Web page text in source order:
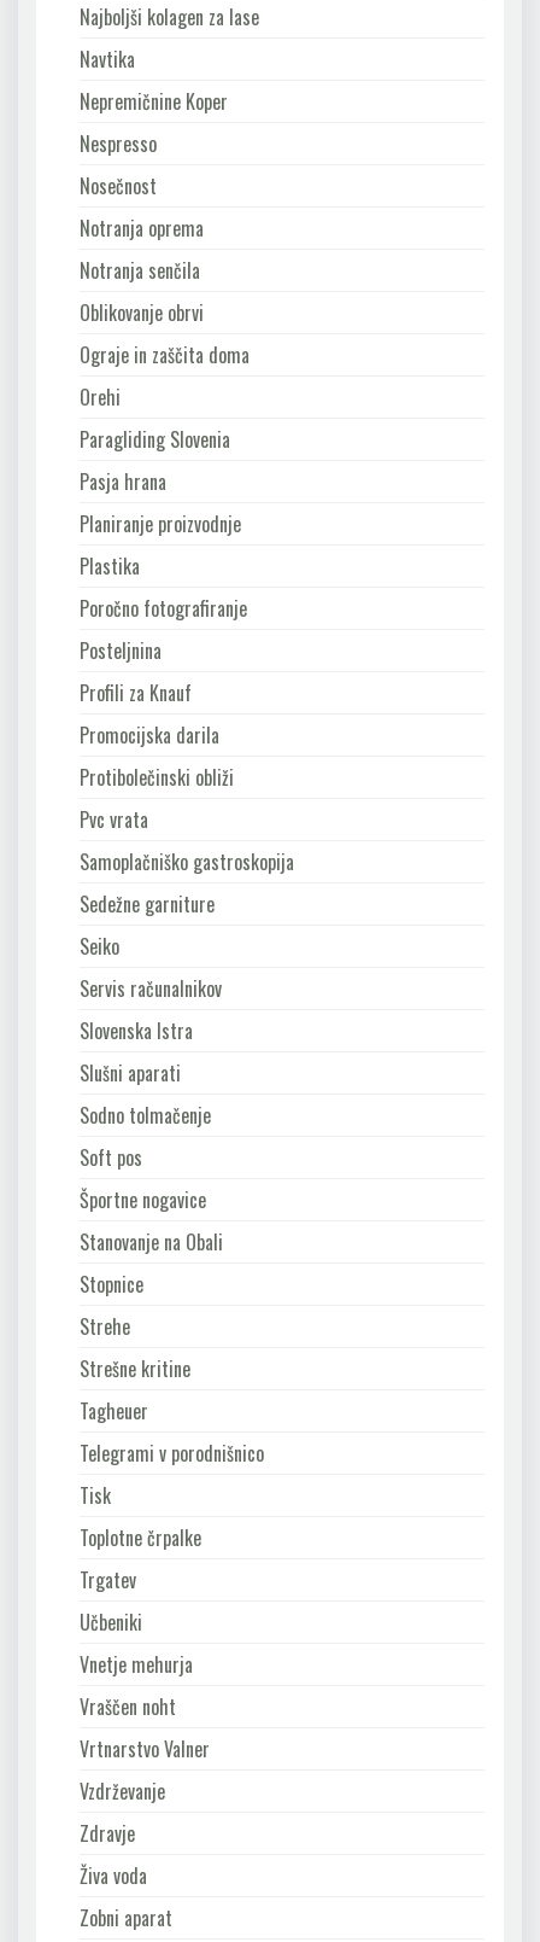
Najboljši kolagen za lase
Navtika
Nepremičnine Koper
Nespresso
Nosečnost
Notranja oprema
Notranja senčila
Oblikovanje obrvi
Ograje in zaščita doma
Orehi
Paragliding Slovenia
Pasja hrana
Planiranje proizvodnje
Plastika
Poročno fotografiranje
Posteljnina
Profili za Knauf
Promocijska darila
Protibolečinski obliži
Pvc vrata
Samoplačniško gastroskopija
Sedežne garniture
Seiko
Servis računalnikov
Slovenska Istra
Slušni aparati
Sodno tolmačenje
Soft pos
Športne nogavice
Stanovanje na Obali
Stopnice
Strehe
Strešne kritine
Tagheuer
Telegrami v porodnišnico
Tisk
Toplotne črpalke
Trgatev
Učbeniki
Vnetje mehurja
Vraščen noht
Vrtnarstvo Valner
Vzdrževanje
Zdravje
Živa voda
Zobni aparat